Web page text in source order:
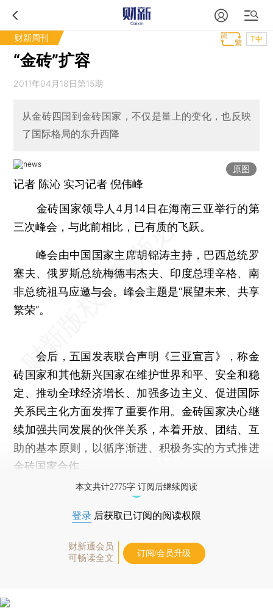
财新周刊 T中
“金砖”扩容
2011年04月18日第15期
从金砖四国到金砖国家，不仅是量上的变化，也反映
了国际格局的东升西降
原图
记者 陈沁 实习记者 倪伟峰
金砖国家领导人4月14日在海南三亚举行的第
三次峰会，与此前相比，已有质的飞跃。
峰会由中国国家主席胡锦涛主持，巴西总统罗
塞夫、俄罗斯总统梅德韦杰夫、印度总理辛格、南
非总统祖马应邀与会。峰会主题是“展望未来、共享
繁荣”。
会后，五国发表联合声明《三亚宣言》，称金
砖国家和其他新兴国家在维护世界和平、安全和稳
定、推动全球经济增长、加强多边主义、促进国际
关系民主化方面发挥了重要作用。金砖国家决心继
续加强共同发展的伙伴关系，本着开放、团结、互
助的基本原则，以循序渐进、积极务实的方式推进
金砖国家合作。
本文共计2775字 订阅后继续阅读
登录 后获取已订阅的阅读权限
财新通会员
可畅读全文
订阅/会员升级